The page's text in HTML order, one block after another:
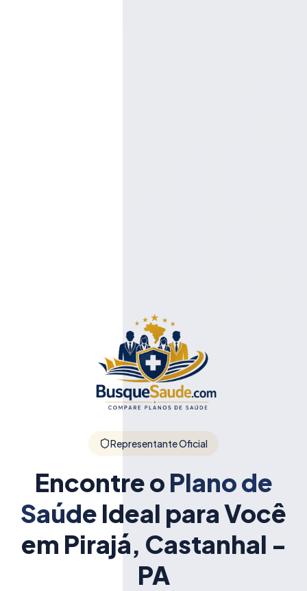
Representante Oficial
Encontre o Plano de
Saúde Ideal para Você
em Pirajá, Castanhal -
PA